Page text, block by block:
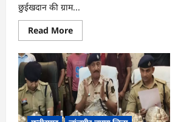
छुईखदान की ग्राम...
Read MoreRead
more
CG
:
जल
जीवन
मिशन
से
बदली
बिड़ौरी